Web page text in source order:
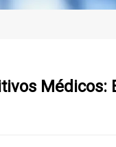
Médicos: